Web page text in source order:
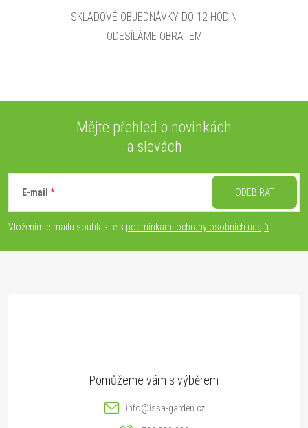
SKLADOVÉ OBJEDNÁVKY DO 12 HODIN
ODESÍLÁME OBRATEM
p
Mějte přehled o novinkách
a slevách
E-mail
Vložením e-mailu souhlasíte s podmínkami ochrany osobních údajů
ODEBÍRAT
info@issa-garden.cz